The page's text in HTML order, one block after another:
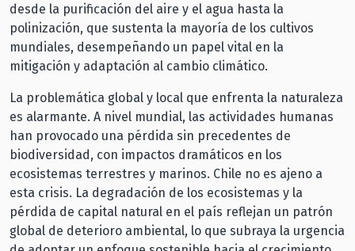
desde la purificación del aire y el agua hasta la
polinización, que sustenta la mayoría de los cultivos
mundiales, desempeñando un papel vital en la
mitigación y adaptación al cambio climático.
La problemática global y local que enfrenta la naturaleza
es alarmante. A nivel mundial, las actividades humanas
han provocado una pérdida sin precedentes de
biodiversidad, con impactos dramáticos en los
ecosistemas terrestres y marinos. Chile no es ajeno a
esta crisis. La degradación de los ecosistemas y la
pérdida de capital natural en el país reflejan un patrón
global de deterioro ambiental, lo que subraya la urgencia